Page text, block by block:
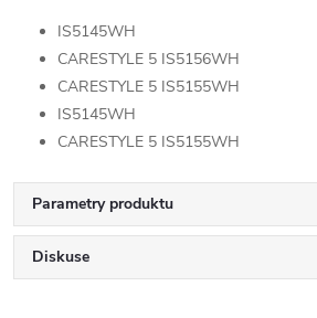
IS5145WH
CARESTYLE 5 IS5156WH
CARESTYLE 5 IS5155WH
IS5145WH
CARESTYLE 5 IS5155WH
Parametry produktu
Diskuse